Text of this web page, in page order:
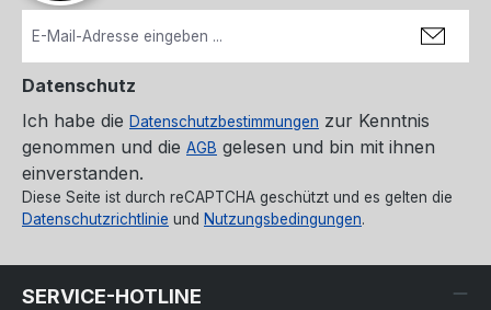
Datenschutz
Ich habe die Datenschutzbestimmungen zur Kenntnis
genommen und die AGB gelesen und bin mit ihnen
einverstanden.
Diese Seite ist durch reCAPTCHA geschützt und es gelten die
Datenschutzrichtlinie und Nutzungsbedingungen.
SERVICE-HOTLINE